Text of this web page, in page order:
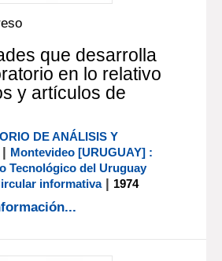
que desarrolla
en lo relativo
y artículos de
DE ANÁLISIS Y
| Montevideo [URUGUAY] :
Tecnológico del Uruguay
informativa| 1974